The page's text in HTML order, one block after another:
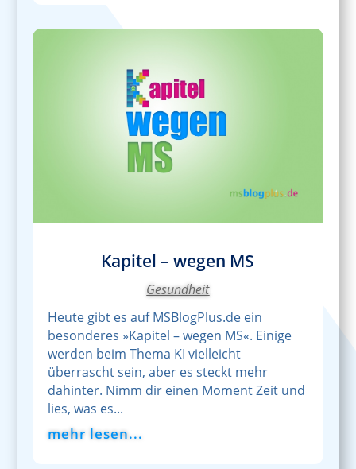
Kapitel – wegen MS
Gesundheit
Heute gibt es auf MSBlogPlus.de ein
besonderes »Kapitel – wegen MS«. Einige
werden beim Thema KI vielleicht
überrascht sein, aber es steckt mehr
dahinter. Nimm dir einen Moment Zeit und
lies, was es...
mehr lesen...